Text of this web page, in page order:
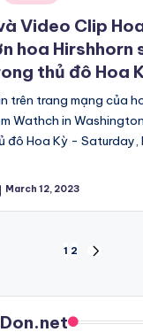
Video Clip
hoa Hirshhorn
thủ đô Hoa
trên trang mạng của
Wathch in
đô Hoa Kỳ - Saturday,
March 12, 2023
1 2